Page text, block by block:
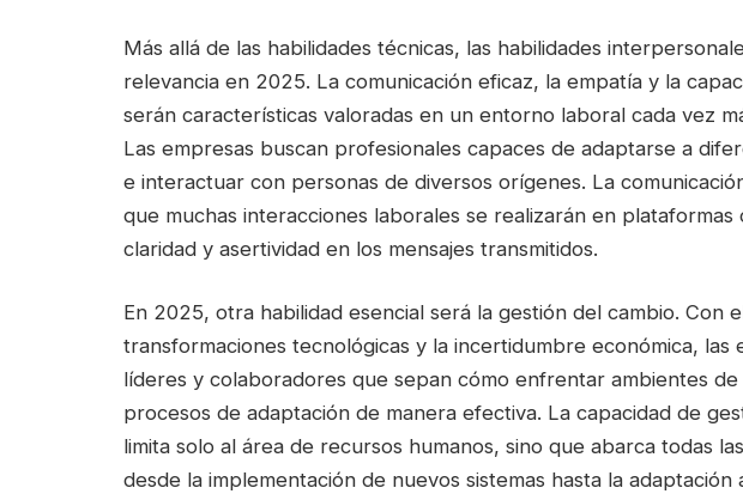
Más allá de las habilidades técnicas, las habilidades
relevancia en 2025. La comunicación eficaz, la empatía y la
serán características valoradas en un entorno laboral cada vez
Las empresas buscan profesionales capaces de adaptarse a
e interactuar con personas de diversos orígenes. La
que muchas interacciones laborales se realizarán en
claridad y asertividad en los mensajes transmitidos.
En 2025, otra habilidad esencial será la gestión del cambio. Con
transformaciones tecnológicas y la incertidumbre económica, las
líderes y colaboradores que sepan cómo enfrentar ambientes
procesos de adaptación de manera efectiva. La capacidad de
limita solo al área de recursos humanos, sino que abarca todas
desde la implementación de nuevos sistemas hasta la adaptación